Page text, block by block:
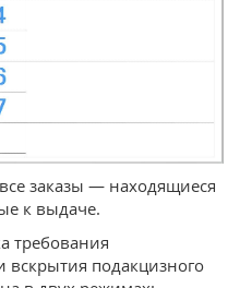
заказы — находящиеся
к выдаче.
требования
вскрытия подакцизного